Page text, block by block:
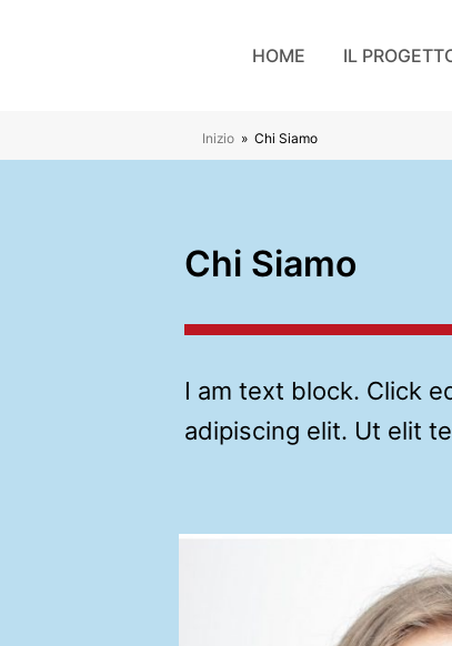
HOME IL
Inizio » Chi Siamo
Chi Siamo
I am text block. Click
adipiscing elit. Ut elit